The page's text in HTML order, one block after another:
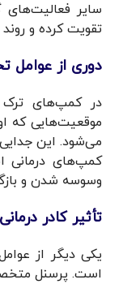
سایر فعالیت‌های
تقویت کرده و
دوری از عوامل
در کمپ‌های ترک
موقعیت‌هایی که
می‌شود. این
کمپ‌های درمانی
وسوسه شدن و
تأثیر کادر
یکی دیگر از
است. پرسنل